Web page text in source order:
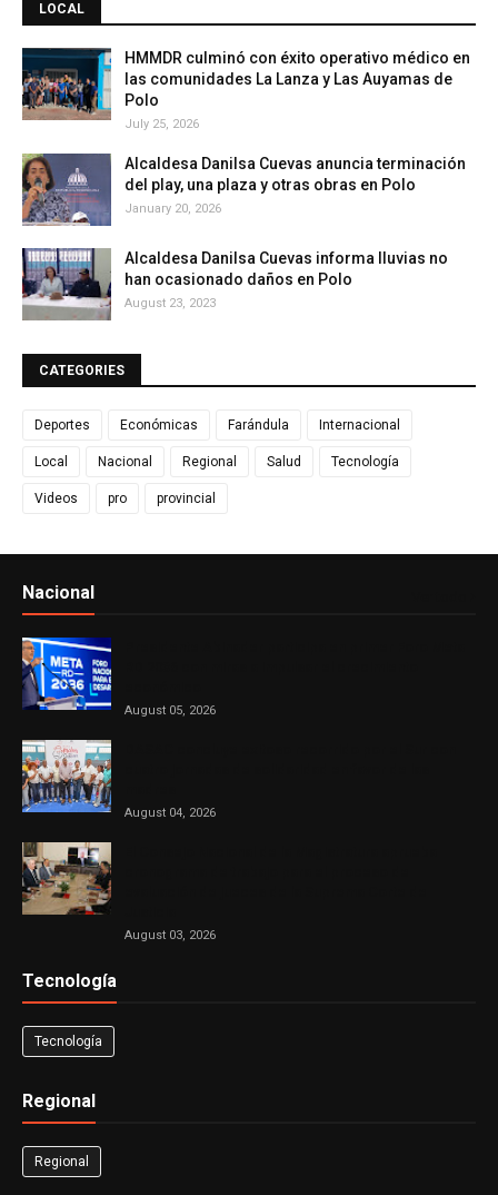
LOCAL
HMMDR culminó con éxito operativo médico en
las comunidades La Lanza y Las Auyamas de
Polo
July 25, 2026
Alcaldesa Danilsa Cuevas anuncia terminación
del play, una plaza y otras obras en Polo
January 20, 2026
Alcaldesa Danilsa Cuevas informa lluvias no
han ocasionado daños en Polo
August 23, 2023
CATEGORIES
Deportes Económicas Farándula Internacional
Local Nacional Regional Salud Tecnología
Videos pro provincial
Nacional
August 05, 2026
August 04, 2026
August 03, 2026
Tecnología
Tecnología
Regional
Regional